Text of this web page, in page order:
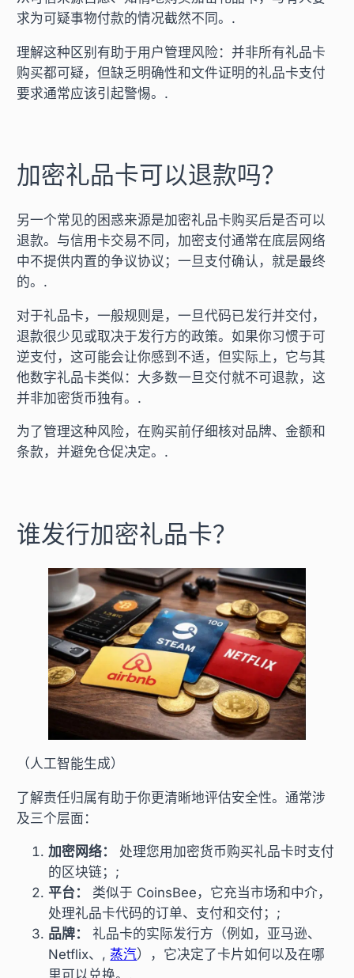
求为可疑事物付款的情况截然不同。.
理解这种区别有助于用户管理风险：并非所有礼品卡
购买都可疑，但缺乏明确性和文件证明的礼品卡支付
要求通常应该引起警惕。.
加密礼品卡可以退款吗？
另一个常见的困惑来源是加密礼品卡购买后是否可以
退款。与信用卡交易不同，加密支付通常在底层网络
中不提供内置的争议协议；一旦支付确认，就是最终
的。.
对于礼品卡，一般规则是，一旦代码已发行并交付，
退款很少见或取决于发行方的政策。如果你习惯于可
逆支付，这可能会让你感到不适，但实际上，它与其
他数字礼品卡类似：大多数一旦交付就不可退款，这
并非加密货币独有。.
为了管理这种风险，在购买前仔细核对品牌、金额和
条款，并避免仓促决定。.
谁发行加密礼品卡？
（人工智能生成）
了解责任归属有助于你更清晰地评估安全性。通常涉
及三个层面：
加密网络：
处理您用加密货币购买礼品卡时支付
的区块链；;
平台：
类似于 CoinsBee，它充当市场和中介，
处理礼品卡代码的订单、支付和交付；;
品牌：
礼品卡的实际发行方（例如，亚马逊、
Netflix、, 蒸汽），它决定了卡片如何以及在哪